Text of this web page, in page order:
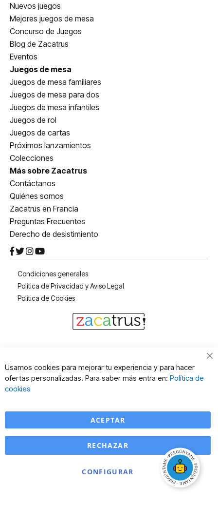
Nuevos juegos
Mejores juegos de mesa
Concurso de Juegos
Blog de Zacatrus
Eventos
Juegos de mesa
Juegos de mesa familiares
Juegos de mesa para dos
Juegos de mesa infantiles
Juegos de rol
Juegos de cartas
Próximos lanzamientos
Colecciones
Más sobre Zacatrus
Contáctanos
Quiénes somos
Zacatrus en Francia
Preguntas Frecuentes
Derecho de desistimiento
Condiciones generales
Política de Privacidad y Aviso Legal
Política de Cookies
Usamos cookies para mejorar tu experiencia y para hacer
ofertas personalizadas. Para saber más entra en: Política de
cookies
ACEPTAR
CONFIGURAR
RECHAZAR